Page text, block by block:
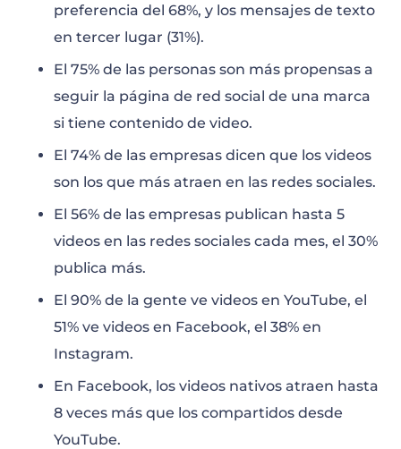
preferencia del 68%, y los mensajes de texto
en tercer lugar (31%).
El 75% de las personas son más propensas a
seguir la página de red social de una marca
si tiene contenido de video.
El 74% de las empresas dicen que los videos
son los que más atraen en las redes sociales.
El 56% de las empresas publican hasta 5
videos en las redes sociales cada mes, el 30%
publica más.
El 90% de la gente ve videos en YouTube, el
51% ve videos en Facebook, el 38% en
Instagram.
En Facebook, los videos nativos atraen hasta
8 veces más que los compartidos desde
YouTube.